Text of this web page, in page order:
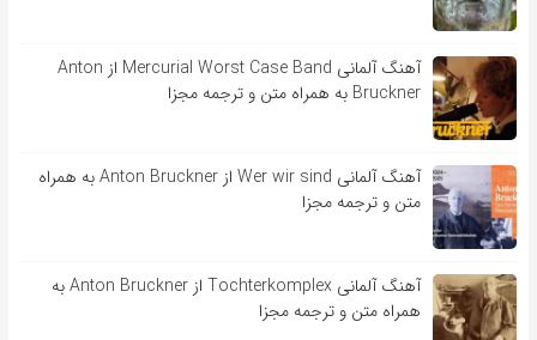
آهنگ آلمانی Mercurial Worst Case Band از Anton
Bruckner به همراه متن و ترجمه مجزا
آهنگ آلمانی Wer wir sind از Anton Bruckner به همراه
متن و ترجمه مجزا
آهنگ آلمانی Tochterkomplex از Anton Bruckner به
همراه متن و ترجمه مجزا